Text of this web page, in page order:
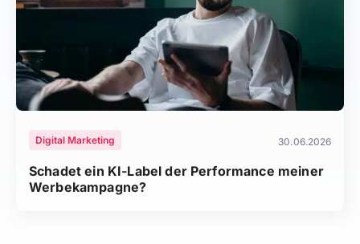
Digital Marketing 30.06.2026
Schadet ein KI-Label der Performance meiner
Werbekampagne?